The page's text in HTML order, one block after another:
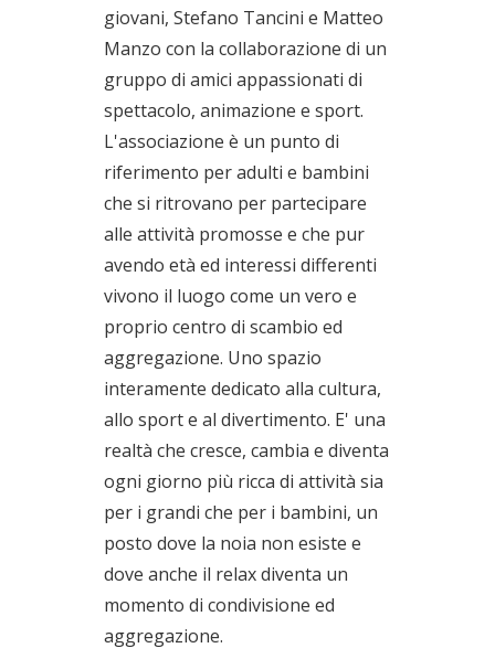
giovani, Stefano Tancini e Matteo
Manzo con la collaborazione di un
gruppo di amici appassionati di
spettacolo, animazione e sport.
L'associazione è un punto di
riferimento per adulti e bambini
che si ritrovano per partecipare
alle attività promosse e che pur
avendo età ed interessi differenti
vivono il luogo come un vero e
proprio centro di scambio ed
aggregazione. Uno spazio
interamente dedicato alla cultura,
allo sport e al divertimento. E' una
realtà che cresce, cambia e diventa
ogni giorno più ricca di attività sia
per i grandi che per i bambini, un
posto dove la noia non esiste e
dove anche il relax diventa un
momento di condivisione ed
aggregazione.